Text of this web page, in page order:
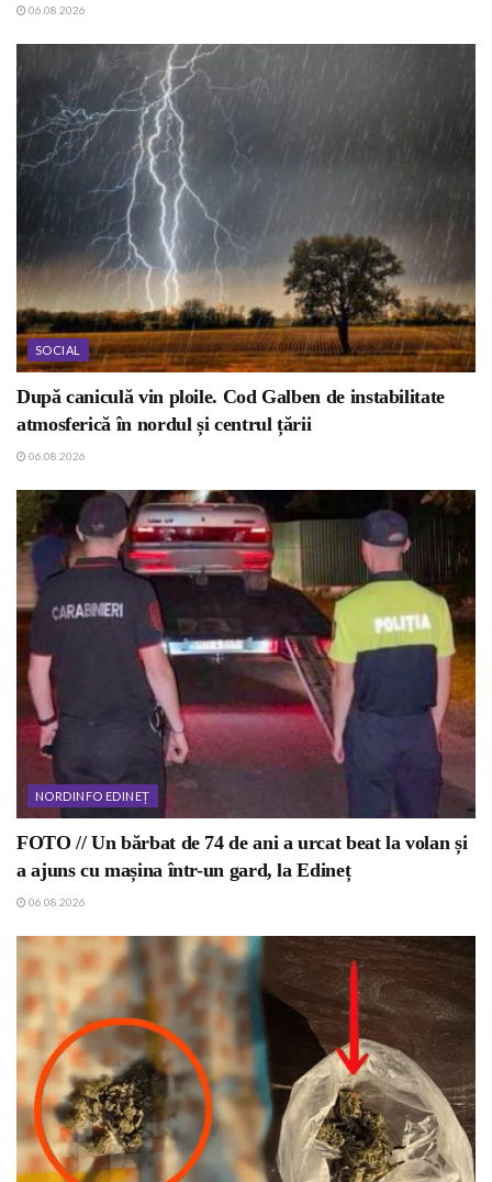
06.08.2026
SOCIAL
După caniculă vin ploile. Cod Galben de instabilitate
atmosferică în nordul și centrul țării
06.08.2026
NORDINFO EDINEȚ
FOTO // Un bărbat de 74 de ani a urcat beat la volan și
a ajuns cu mașina într-un gard, la Edineț
06.08.2026